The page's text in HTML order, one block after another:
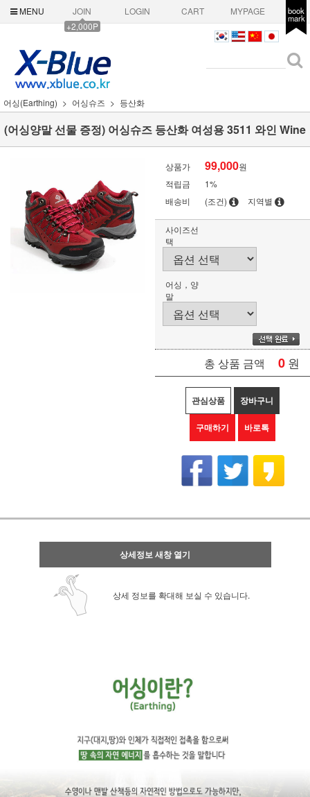
MENU
JOIN
+2,000P
LOGIN CART MYPAGE book
mark
어싱(Earthing) 어싱슈즈 등산화
(어싱양말 선물 증정) 어싱슈즈 등산화 여성용 3511 와인 Wine
상품가 99,000원
적립금
1%
배송비
(조건) 지역별
사이즈선
택
어싱，양
말
총 상품 금액 0 원
관심상품 장바구니
구매하기 바로톡
상세정보 새창 열기
상세 정보를 확대해 보실 수 있습니다.